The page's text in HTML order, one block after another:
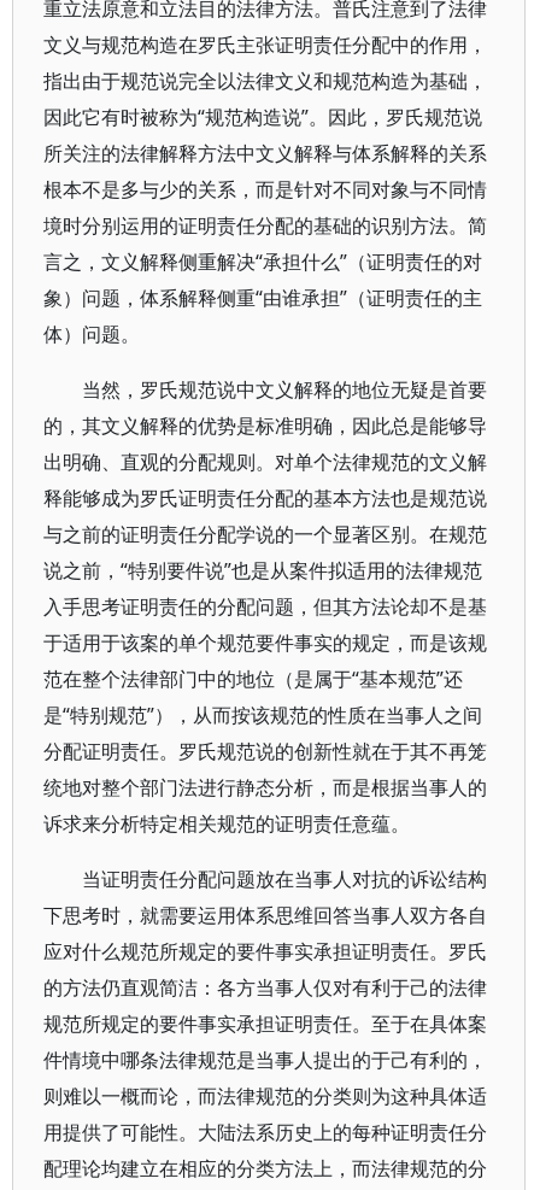
重立法原意和立法目的法律方法。普氏注意到了法律
文义与规范构造在罗氏主张证明责任分配中的作用，
指出由于规范说完全以法律文义和规范构造为基础，
因此它有时被称为“规范构造说”。因此，罗氏规范说
所关注的法律解释方法中文义解释与体系解释的关系
根本不是多与少的关系，而是针对不同对象与不同情
境时分别运用的证明责任分配的基础的识别方法。简
言之，文义解释侧重解决“承担什么”（证明责任的对
象）问题，体系解释侧重“由谁承担”（证明责任的主
体）问题。
当然，罗氏规范说中文义解释的地位无疑是首要
的，其文义解释的优势是标准明确，因此总是能够导
出明确、直观的分配规则。对单个法律规范的文义解
释能够成为罗氏证明责任分配的基本方法也是规范说
与之前的证明责任分配学说的一个显著区别。在规范
说之前，“特别要件说”也是从案件拟适用的法律规范
入手思考证明责任的分配问题，但其方法论却不是基
于适用于该案的单个规范要件事实的规定，而是该规
范在整个法律部门中的地位（是属于“基本规范”还
是“特别规范”），从而按该规范的性质在当事人之间
分配证明责任。罗氏规范说的创新性就在于其不再笼
统地对整个部门法进行静态分析，而是根据当事人的
诉求来分析特定相关规范的证明责任意蕴。
当证明责任分配问题放在当事人对抗的诉讼结构
下思考时，就需要运用体系思维回答当事人双方各自
应对什么规范所规定的要件事实承担证明责任。罗氏
的方法仍直观简洁：各方当事人仅对有利于己的法律
规范所规定的要件事实承担证明责任。至于在具体案
件情境中哪条法律规范是当事人提出的于己有利的，
则难以一概而论，而法律规范的分类则为这种具体适
用提供了可能性。大陆法系历史上的每种证明责任分
配理论均建立在相应的分类方法上，而法律规范的分